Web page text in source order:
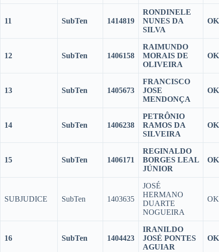
11 SubTen 1414819
RONDINELE
NUNES DA
SILVA
OK
12 SubTen 1406158
RAIMUNDO
MORAIS DE
OLIVEIRA
OK
13 SubTen 1405673
FRANCISCO
JOSE
MENDONÇA
OK
14 SubTen 1406238
PETRÔNIO
RAMOS DA
SILVEIRA
OK
15 SubTen 1406171
REGINALDO
BORGES LEAL
JÚNIOR
OK
SUBJUDICE SubTen 1403635
JOSÉ
HERMANO
DUARTE
NOGUEIRA
OK
16 SubTen 1404423
IRANILDO
JOSÉ PONTES
AGUIAR
OK